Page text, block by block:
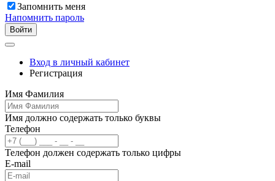
Запомнить меня
Напомнить пароль
Войти
Вход в личный кабинет
Регистрация
Имя Фамилия
Имя должно содержать только буквы
Телефон
Телефон должен содержать только цифры
E-mail